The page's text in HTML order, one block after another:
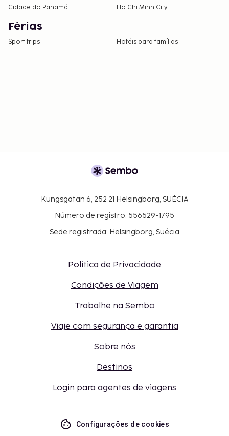
Cidade do Panamá
Ho Chi Minh City
Férias
Sport trips Hotéis para famílias
Kungsgatan 6, 252 21 Helsingborg, SUÉCIA
Número de registro: 556529-1795
Sede registrada: Helsingborg, Suécia
Política de Privacidade
Condições de Viagem
Trabalhe na Sembo
Viaje com segurança e garantia
Sobre nós
Destinos
Login para agentes de viagens
Configurações de cookies